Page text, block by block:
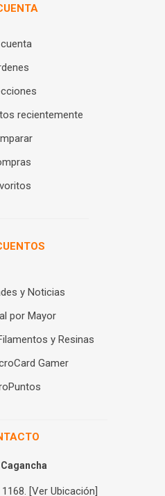
recientemente
y Noticias
por Mayor
y Resinas
Gamer
[Ver Ubicación]